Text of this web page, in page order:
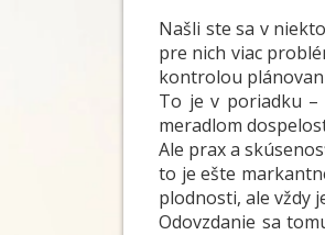
Našli ste sa v
pre nich viac
kontrolou
To je v poriadku –
meradlom
Ale prax a
to je ešte
plodnosti, ale vždy
Odovzdanie sa